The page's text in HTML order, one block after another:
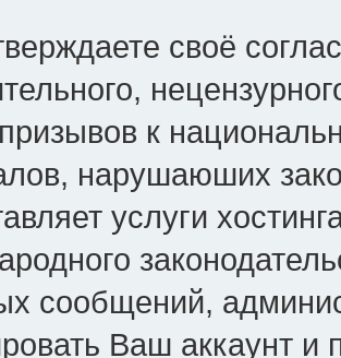
своё
к
нарушаюших
услуги
сообщений,
Ваш аккаунт и